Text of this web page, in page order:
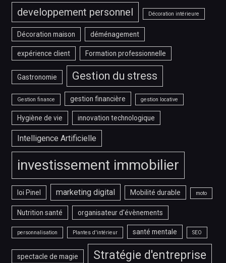
developpement personnel Décoration intérieure
Décoration maison déménagement
expérience client Formation professionnelle
Gastronomie Gestion du stress
Gestion finance gestion financière gestion locative
Hygiène de vie innovation technologique
Intelligence Artificielle
investissement immobilier
loi Pinel marketing digital Mobilité durable moto
Nutrition santé organisateur d'évènements
personnalisation Plantes d'intérieur santé mentale SEO
spectacle de magie Stratégie d'entreprise